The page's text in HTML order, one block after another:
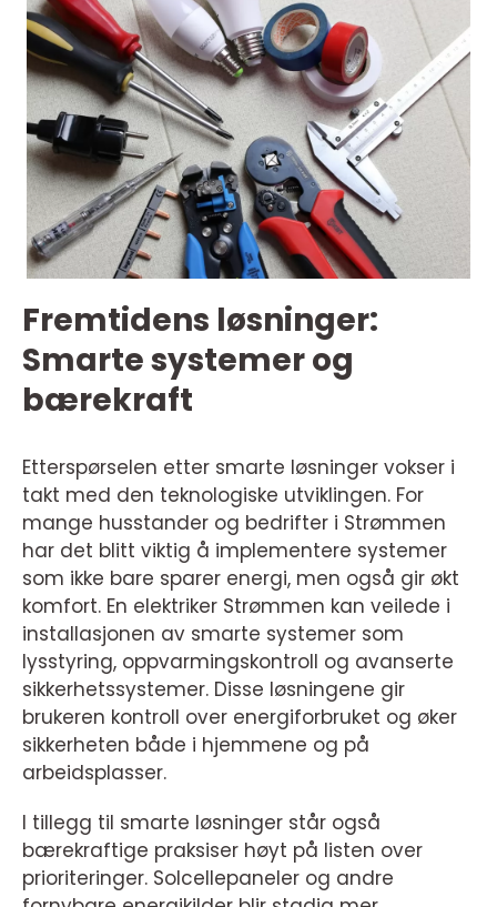
Fremtidens løsninger:
Smarte systemer og
bærekraft
Etterspørselen etter smarte løsninger vokser i
takt med den teknologiske utviklingen. For
mange husstander og bedrifter i Strømmen
har det blitt viktig å implementere systemer
som ikke bare sparer energi, men også gir økt
komfort. En elektriker Strømmen kan veilede i
installasjonen av smarte systemer som
lysstyring, oppvarmingskontroll og avanserte
sikkerhetssystemer. Disse løsningene gir
brukeren kontroll over energiforbruket og øker
sikkerheten både i hjemmene og på
arbeidsplasser.
I tillegg til smarte løsninger står også
bærekraftige praksiser høyt på listen over
prioriteringer. Solcellepaneler og andre